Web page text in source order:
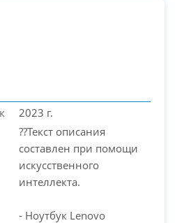
2023 г.
??Текст описания
составлен при помощи
искусственного
интеллекта.
- Ноутбук Lenovo